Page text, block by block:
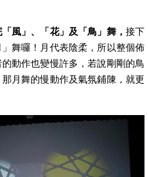
風」、「花」及「鳥」舞， 接下
舞囉！月代表陰柔，所以整個佈
的動作也變慢許多，若說剛剛的鳥
月舞的慢動作及氣氛鋪陳，就更